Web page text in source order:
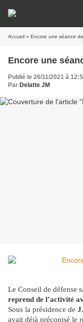
Accueil » Encore une séance
Encore une
Publié le 26/11/2021 à
Par Delatte JM
Le Conseil de défense
reprend de l’activité
Sous la présidence de
avait déjà préconisé le